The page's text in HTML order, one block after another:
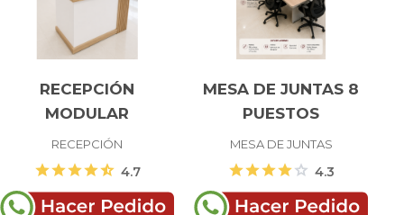
RECEPCIÓN
MODULAR
RECEPCIÓN
starstarstarstarstar_half 4.7
MESA DE JUNTAS 8
PUESTOS
MESA DE JUNTAS
starstarstarstarstar 4.3